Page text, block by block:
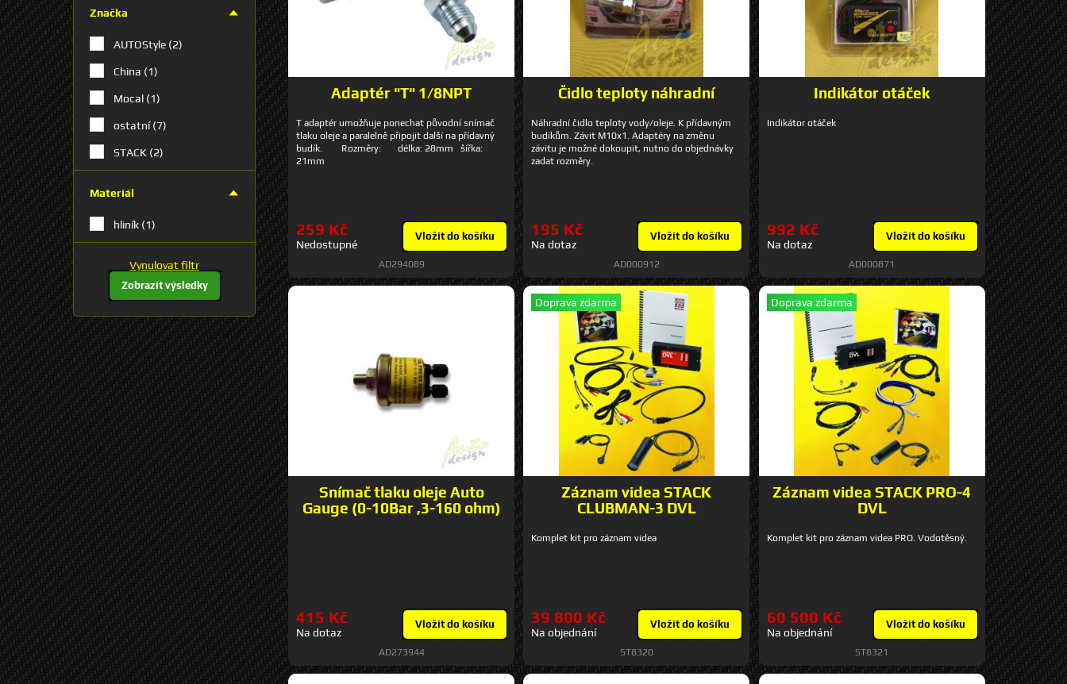
Značka
AUTOStyle (2)
China (1)
Mocal (1)
ostatní(7)
STACK (2)
Materiál
hliník (1)
Vynulovat filtr
Zobrazit výsledky
Adaptér "T" 1/8NPT
T adaptér umožňuje ponechat původní snímač
tlaku oleje a paralelně připojit další na přídavný
budík. Rozměry: délka: 28mm šířka:
21mm
259 Kč
Nedostupné
Vložit do košíku
AD294089
Čidlo teploty náhradní
Náhradní čidlo teploty vody/oleje. K přídavným
budíkům. Závit M10x1. Adaptéry na změnu
závitu je možné dokoupit, nutno do objednávky
zadat rozměry.
195 Kč
Na dotaz
Vložit do košíku
AD000912
Indikátor otáček
Indikátor otáček
992 Kč
Na dotaz
Vložit do košíku
AD000871
Snímač tlaku oleje Auto
Gauge (0-10Bar ,3-160 ohm)
415 Kč
Na dotaz
Vložit do košíku
AD273944
Doprava zdarma
Záznam videa STACK
CLUBMAN-3 DVL
Komplet kit pro záznam videa
39 800 Kč
Na objednání
Vložit do košíku
ST8320
Doprava zdarma
Záznam videa STACK PRO-4
DVL
Komplet kit pro záznam videa PRO. Vodotěsný.
60 500 Kč
Na objednání
Vložit do košíku
ST8321